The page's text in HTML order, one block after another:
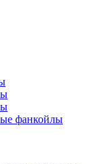
фанкойлы